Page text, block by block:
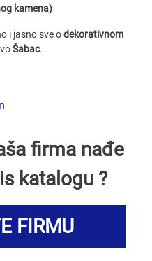
kamena)
i jasno sve odekorativnom
Šabac.
firma nađe
katalogu ?
FIRMU